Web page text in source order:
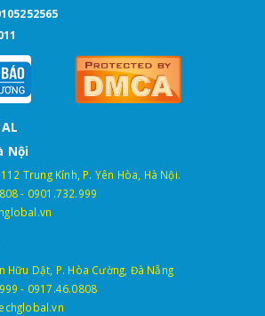
Nội
Trung Kính, P. Yên Hòa, Hà Nội.
- 0901.732.999
Hữu Dật, P. Hòa Cường, Đà Nẵng
- 0917.46.0808